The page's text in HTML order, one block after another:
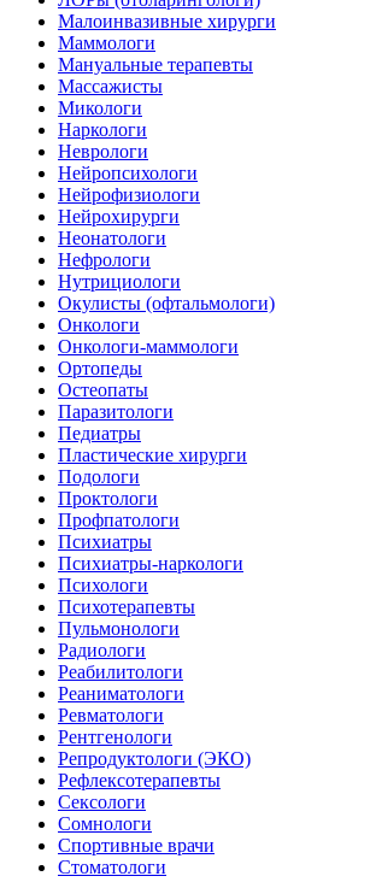
Малоинвазивные хирурги
Маммологи
Мануальные терапевты
Массажисты
Микологи
Наркологи
Неврологи
Нейропсихологи
Нейрофизиологи
Нейрохирурги
Неонатологи
Нефрологи
Нутрициологи
Окулисты (офтальмологи)
Онкологи
Онкологи-маммологи
Ортопеды
Остеопаты
Паразитологи
Педиатры
Пластические хирурги
Подологи
Проктологи
Профпатологи
Психиатры
Психиатры-наркологи
Психологи
Психотерапевты
Пульмонологи
Радиологи
Реабилитологи
Реаниматологи
Ревматологи
Рентгенологи
Репродуктологи (ЭКО)
Рефлексотерапевты
Сексологи
Сомнологи
Спортивные врачи
Стоматологи